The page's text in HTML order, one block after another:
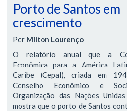
Porto de Santos em
crescimento
Por Milton Lourenço
O relatório anual que a
Econômica para a América
Caribe (Cepal), criada em
Conselho Econômico e
Organização das Nações Unidas
mostra que o porto de Santos